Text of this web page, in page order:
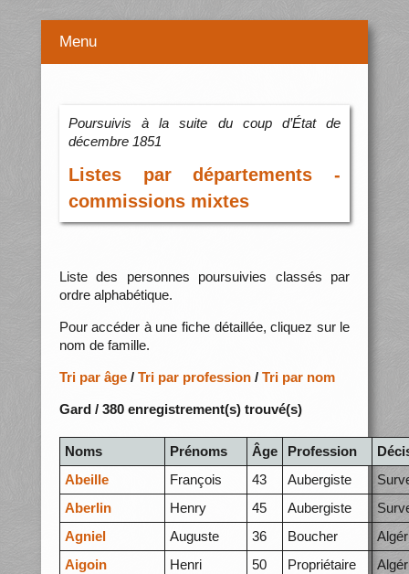
Menu
Poursuivis à la suite du coup d’État de
décembre 1851
Listes par départements -
commissions mixtes
Liste des personnes poursuivies classés par
ordre alphabétique.
Pour accéder à une fiche détaillée, cliquez sur le
nom de famille.
Tri par âge/ Tri par profession/ Tri par nom
Gard / 380 enregistrement(s) trouvé(s)
Noms Prénoms Âge Profession
Abeille
François 43 Aubergiste
Aberlin
Henry 45 Aubergiste
Agniel
Auguste 36 Boucher
Aigoin
Henri 50 Propriétaire